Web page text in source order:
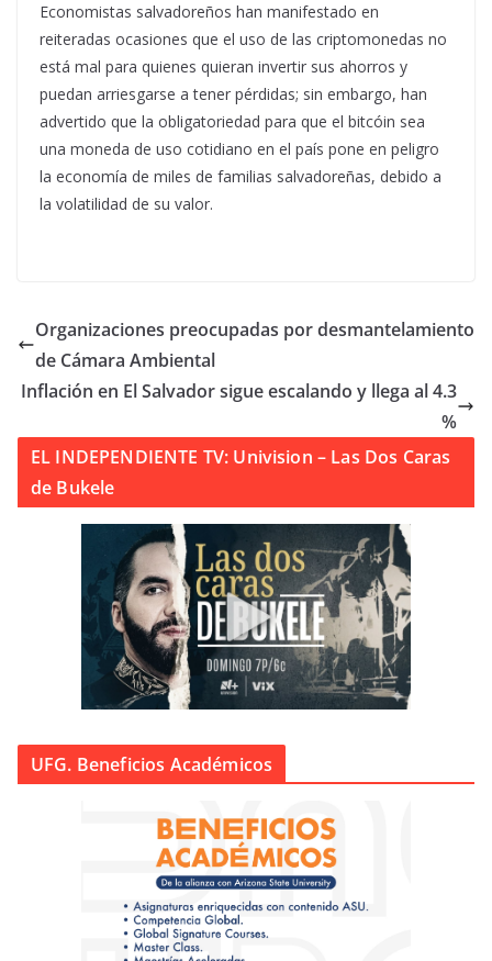
Economistas salvadoreños han manifestado en
reiteradas ocasiones que el uso de las criptomonedas no
está mal para quienes quieran invertir sus ahorros y
puedan arriesgarse a tener pérdidas; sin embargo, han
advertido que la obligatoriedad para que el bitcóin sea
una moneda de uso cotidiano en el país pone en peligro
la economía de miles de familias salvadoreñas, debido a
la volatilidad de su valor.
Organizaciones preocupadas por desmantelamiento
de Cámara Ambiental
Inflación en El Salvador sigue escalando y llega al 4.3
%
EL INDEPENDIENTE TV: Univision – Las Dos Caras
de Bukele
UFG. Beneficios Académicos